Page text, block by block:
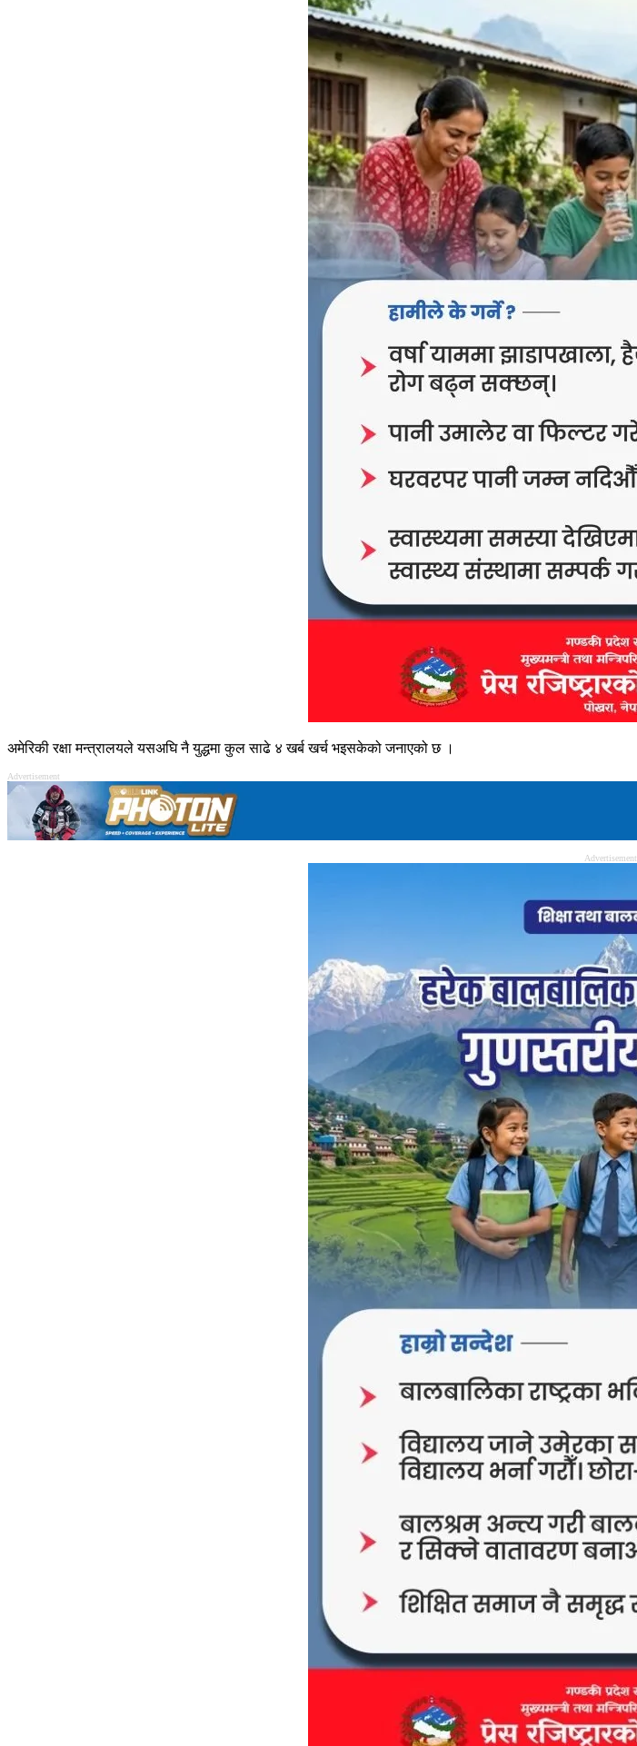
अमेरिकी रक्षा मन्त्रालयले यसअघि नै युद्धमा कुल साढे ४ खर्ब खर्च भइसकेको जनाएको छ ।
Advertisement
Advertisement